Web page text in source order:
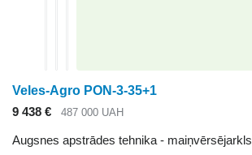
Veles-Agro PON-3-35+1
9 438 €
487 000 UAH
Augsnes apstrādes tehnika - maiņvērsējarkls